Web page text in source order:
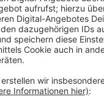
Dienstag, 07.11.2023